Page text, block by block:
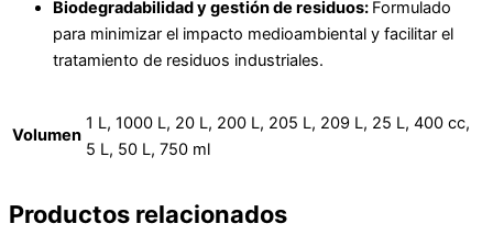
Biodegradabilidad y gestión de residuos: Formulado
para minimizar el impacto medioambiental y facilitar el
tratamiento de residuos industriales.
Volumen
1 L, 1000 L, 20 L, 200 L, 205 L, 209 L, 25 L, 400 cc,
5 L, 50 L, 750 ml
Productos relacionados